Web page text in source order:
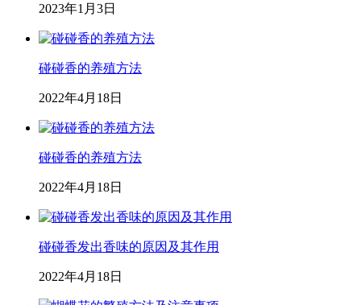
2023年1月3日
碰碰香的养殖方法
2022年4月18日
碰碰香的养殖方法
2022年4月18日
碰碰香发出香味的原因及其作用
2022年4月18日